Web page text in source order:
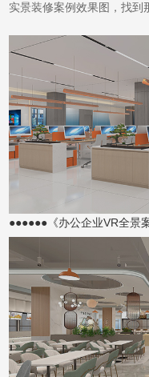
实景装修案例效果图，找到
●●●●●●《办公企业VR全景